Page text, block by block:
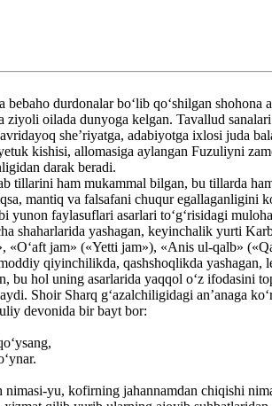
durdonalar bo‘lib qo‘shilgan
oilada dunyoga kelgan. Tavallud
she’riyatga, adabiyotga ixlosi juda
kishisi, allomasiga aylangan Fuzuliyni
darak beradi.
tillarini ham mukammal bilgan, bu tillarda
mantiq va falsafani chuqur egallaganligini
yunon faylasuflari asarlari to‘g‘risidagi
shaharlarida yashagan, keyinchalik yurti
jam» («Yetti jam»), «Anis ul-qalb»
qiyinchilikda, qashshoqlikda
bu hol uning asarlarida yaqqol o‘z ifodasini
Shoir Sharq g‘azalchiligidagi an’anaga
devonida bir bayt bor:
nimasi-yu, kofirning jahannamdan chiqishi